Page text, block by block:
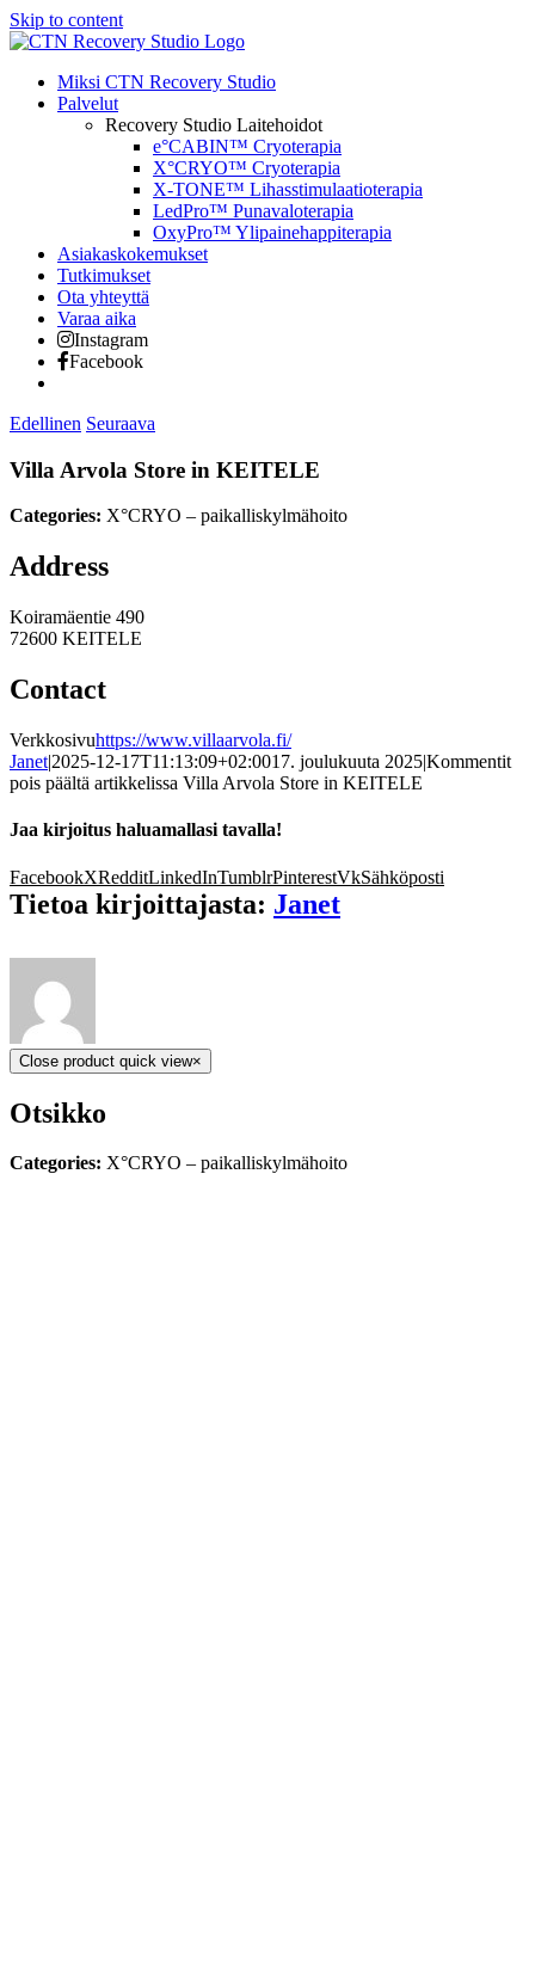
Skip to content
Miksi CTN Recovery Studio
Palvelut
Recovery Studio Laitehoidot
e°CABIN™ Cryoterapia
X°CRYO™ Cryoterapia
X-TONE™ Lihasstimulaatioterapia
LedPro™ Punavaloterapia
OxyPro™ Ylipainehappiterapia
Asiakaskokemukset
Tutkimukset
Ota yhteyttä
Varaa aika
Instagram
Facebook
Edellinen Seuraava
Villa Arvola Store in KEITELE
Categories: X°CRYO – paikalliskylmähoito
Address
Koiramäentie 490
72600 KEITELE
Contact
Verkkosivuhttps://www.villaarvola.fi/
Janet|2025-12-17T11:13:09+02:0017. joulukuuta 2025|Kommentit
pois päältä artikkelissa Villa Arvola Store in KEITELE
Jaa kirjoitus haluamallasi tavalla!
FacebookXRedditLinkedInTumblrPinterestVkSähköposti
Tietoa kirjoittajasta: Janet
Close product quick view×
Otsikko
Categories: X°CRYO – paikalliskylmähoito